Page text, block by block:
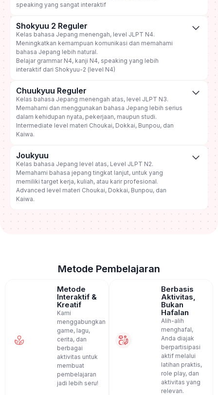
speaking yang sangat interaktif
Shokyuu 2 Reguler
Kelas bahasa Jepang menengah, level JLPT N4.
Meningkatkan kemampuan komunikasi dan memahami
bahasa Jepang lebih natural.
Belajar grammar N4, kanji N4, speaking yang lebih
interaktif dari Shokyuu-2 (level N4)
Chuukyuu Reguler
Kelas bahasa Jepang menengah atas, level JLPT N3.
Memahami dan menggunakan bahasa Jepang lebih serius
dalam kehidupan nyata, pekerjaan, maupun studi.
Intermediate level materi Choukai, Dokkai, Bunpou, dan
Kaiwa.
Joukyuu
Kelas bahasa Jepang level atas, Level JLPT N2.
Memahami bahasa jepang tingkat lanjut, untuk yang
memiliki target kerja, kuliah, atau karir profesional.
Advanced level materi Choukai, Dokkai, Bunpou, dan
Kaiwa.
Metode Pembelajaran
Metode
Interaktif &
Kreatif
Kami
menggabungkan
game, lagu,
cerita, dan
berbagai
aktivitas untuk
membuat
pembelajaran
jadi lebih seru!
Berbasis
Aktivitas,
Bukan
Hafalan
Alih-alih
menghafal,
Anda diajak
berpartisipasi
aktif melalui
latihan praktis,
role play, dan
aktivitas yang
relevan.